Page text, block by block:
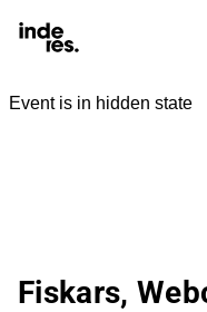
Fiskars,